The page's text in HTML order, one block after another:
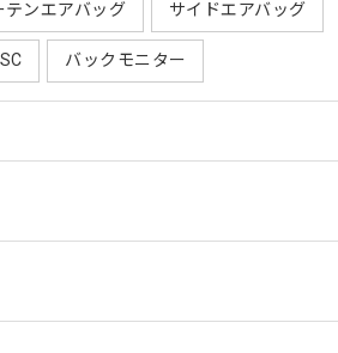
テンエアバッグ サイドエアバッグ
バックモニター